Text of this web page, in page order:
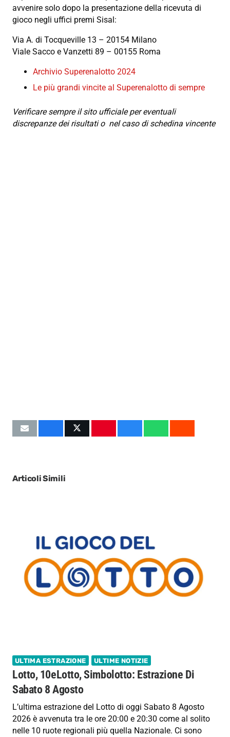
avvenire solo dopo la presentazione della ricevuta di
gioco negli uffici premi Sisal:
Via A. di Tocqueville 13 – 20154 Milano
Viale Sacco e Vanzetti 89 – 00155 Roma
Archivio Superenalotto 2024
Le più grandi vincite al Superenalotto di sempre
Verificare sempre il sito ufficiale per eventuali
discrepanze dei risultati o nel caso di schedina vincente
Articoli Simili
ULTIMA ESTRAZIONE ULTIME NOTIZIE
Lotto, 10eLotto, Simbolotto: Estrazione Di
Sabato 8 Agosto
L’ultima estrazione del Lotto di oggi Sabato 8 Agosto
2026 è avvenuta tra le ore 20:00 e 20:30 come al solito
nelle 10 ruote regionali più quella Nazionale. Ci sono